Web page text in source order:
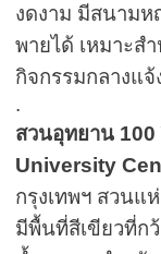
งดงาม มีสนามห
พายได้ เหมาะส
กิจกรรมกลางแจ้
.
สวนอุทยาน
University
กรุงเทพฯ สวนแ
มีพื้นที่สีเขียวที่ก